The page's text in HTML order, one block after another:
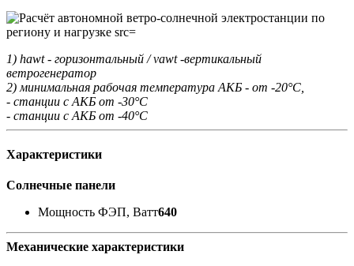
1) hawt - горизонтальный / vawt -вертикальный
ветрогенератор
2) минимальная рабочая температура АКБ - от -20°С,
- станции с АКБ от -30°С
- станции с АКБ от -40°С
Характеристики
Солнечные панели
Мощность ФЭП, Ватт640
Механические характеристики